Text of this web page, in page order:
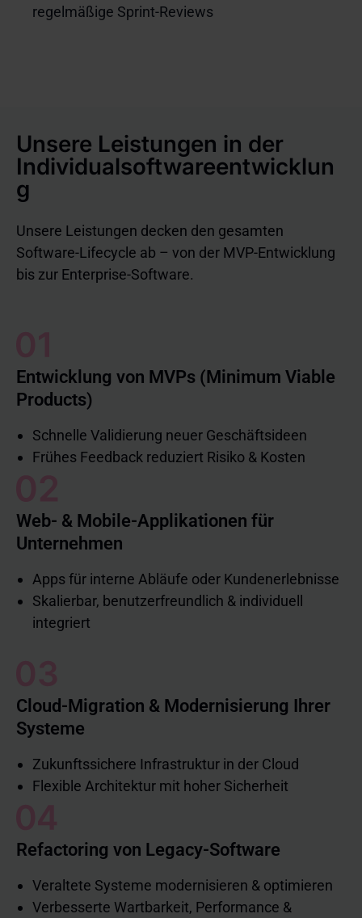
regelmäßige Sprint-Reviews
Unsere Leistungen in der
Individualsoftwareentwicklun
g
Unsere Leistungen decken den gesamten
Software-Lifecycle ab – von der MVP-Entwicklung
bis zur Enterprise-Software.
Entwicklung von MVPs (Minimum Viable
Products)
Schnelle Validierung neuer Geschäftsideen
Frühes Feedback reduziert Risiko & Kosten
Web- & Mobile-Applikationen für
Unternehmen
Apps für interne Abläufe oder Kundenerlebnisse
Skalierbar, benutzerfreundlich & individuell
integriert
Cloud-Migration & Modernisierung Ihrer
Systeme
Zukunftssichere Infrastruktur in der Cloud
Flexible Architektur mit hoher Sicherheit
Refactoring von Legacy-Software
Veraltete Systeme modernisieren & optimieren
Verbesserte Wartbarkeit, Performance &